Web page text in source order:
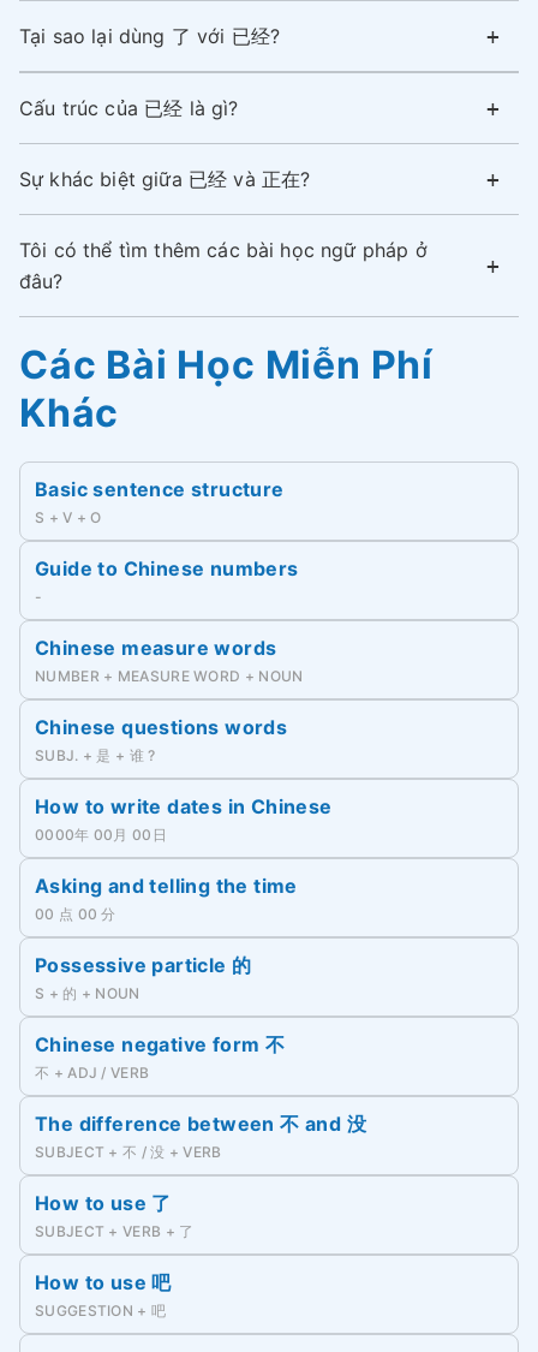
Tại sao lại dùng 了 với 已经?
Cấu trúc của 已经 là gì?
Sự khác biệt giữa 已经 và 正在?
Tôi có thể tìm thêm các bài học ngữ pháp ở
đâu?
Các Bài Học Miễn Phí
Khác
Basic sentence structure
S + V + O
Guide to Chinese numbers
-
Chinese measure words
NUMBER + MEASURE WORD + NOUN
Chinese questions words
SUBJ. + 是 + 谁 ?
How to write dates in Chinese
0000年 00月 00日
Asking and telling the time
00 点 00 分
Possessive particle 的
S + 的 + NOUN
Chinese negative form 不
不 + ADJ / VERB
The difference between 不 and 没
SUBJECT + 不 / 没 + VERB
How to use 了
SUBJECT + VERB + 了
How to use 吧
SUGGESTION + 吧